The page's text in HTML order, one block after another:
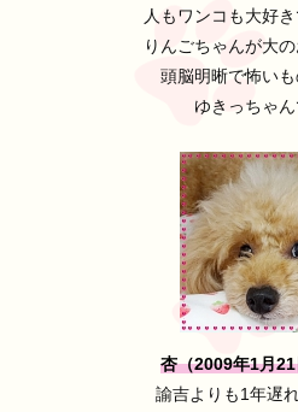
人もワンコも大好
りんごちゃんが大の
頭脳明晰で怖い
ゆきっちゃん
杏（2009年1月
諭吉よりも1年遅